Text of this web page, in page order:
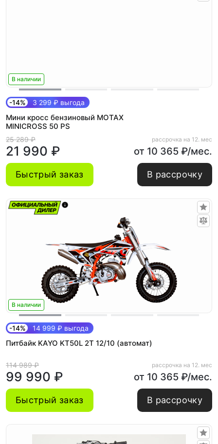
В наличии
-14% 3 299 ₽ выгода
Мини кросс бензиновый MOTAX
MINICROSS 50 PS
25 289 ₽
21 990 ₽
рассрочка на 12. мес
от 10 365 ₽/мес.
Быстрый заказ В рассрочку
В наличии
-14% 14 999 ₽ выгода
Питбайк KAYO KT50L 2T 12/10 (автомат)
114 989 ₽
99 990 ₽
рассрочка на 12. мес
от 10 365 ₽/мес.
Быстрый заказ В рассрочку